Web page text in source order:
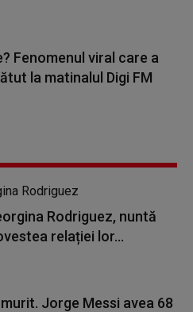
Fenomenul viral care a
la matinalul Digi FM
Rodriguez, nuntă
relației lor...
Jorge Messi avea 68